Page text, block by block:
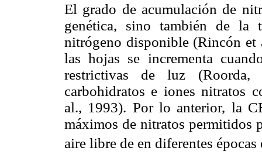
El grado de acumulación de
genética, sino también de la
nitrógeno disponible (Rincón et
las hojas se incrementa
restrictivas de luz
carbohidratos e iones nitratos
al., 1993). Por lo anterior, la
máximos de nitratos permitidos
aire libre de en diferentes